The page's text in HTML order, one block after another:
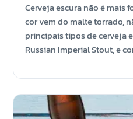
Cerveja escura não é mais
cor vem do malte torrado,
principais tipos de cerveja
Russian Imperial Stout, e